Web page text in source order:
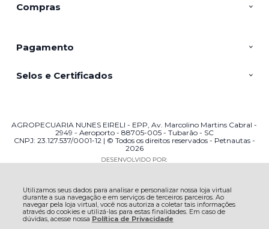
Utilizamos seus dados para analisar e personalizar nossa loja virtual
durante a sua navegação e em serviços de terceiros parceiros. Ao
navegar pela loja virtual, você nos autoriza a coletar tais informações
através do cookies e utilizá-las para estas finalidades. Em caso de
dúvidas, acesse nossa Política de Privacidade
Compras
Pagamento
Selos e Certificados
AGROPECUARIA NUNES EIRELI - EPP, Av. Marcolino Martins Cabral -
2949 - Aeroporto - 88705-005 - Tubarão - SC
CNPJ: 23.127.537/0001-12 | © Todos os direitos reservados - Petnautas -
2026